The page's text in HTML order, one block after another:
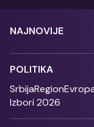
NAJNOVIJE
POLITIKA
SrbijaRegion
Izbori 2026